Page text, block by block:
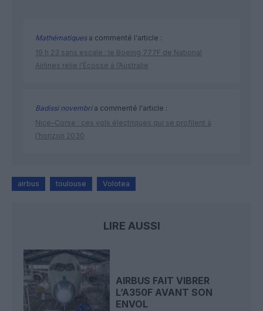
Mathématiquesa commenté l'article :
19 h 23 sans escale : le Boeing 777F de National
Airlines relie l’Écosse à l’Australie
Badissi novembria commenté l'article :
Nice–Corse : ces vols électriques qui se profilent à
l’horizon 2030
airbus toulouse Volotea
LIRE AUSSI
AIRBUS FAIT VIBRER
L’A350F AVANT SON
ENVOL